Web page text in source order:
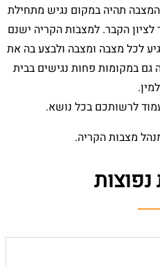
תהיה במקום נגיש מתחילת
הקבר. למצבות הקריה ישנם
לכל מצבה ומצבה ולבצע בה את
גם במקומות פחות נגישים בבית
לרשותכם בכל נושא.
מצבות הקריה.